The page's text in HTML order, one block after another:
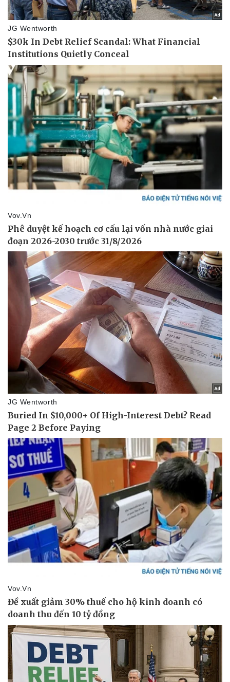
Thể thao
Lịch thi đấu bóng đá
Thế giới thể thao
Hậu trường
Ô tô - Xe máy
Tư vấn